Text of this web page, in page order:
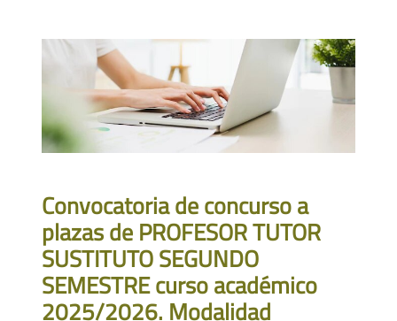
Convocatoria de concurso a
plazas de PROFESOR TUTOR
SUSTITUTO SEGUNDO
SEMESTRE curso académico
2025/2026. Modalidad